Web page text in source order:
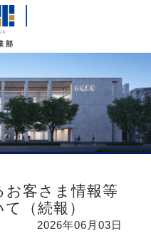
部
客さま情報等
（続報）
2026年06月03日